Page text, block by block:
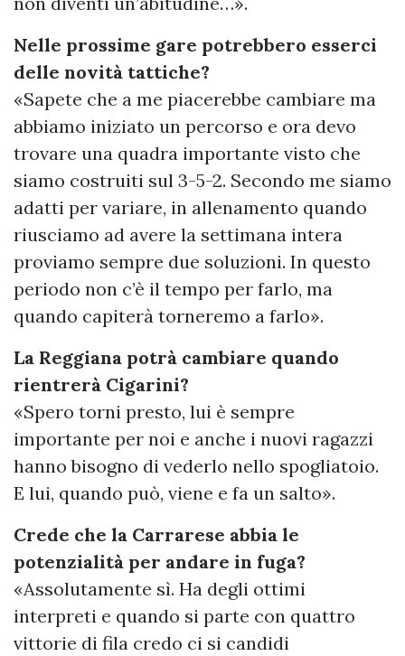
Nelle prossime gare potrebbero esserci
delle novità tattiche?
«Sapete che a me piacerebbe cambiare ma
abbiamo iniziato un percorso e ora devo
trovare una quadra importante visto che
siamo costruiti sul 3-5-2. Secondo me siamo
adatti per variare, in allenamento quando
riusciamo ad avere la settimana intera
proviamo sempre due soluzioni. In questo
periodo non c’è il tempo per farlo, ma
quando capiterà torneremo a farlo».
La Reggiana potrà cambiare quando
rientrerà Cigarini?
«Spero torni presto, lui è sempre
importante per noi e anche i nuovi ragazzi
hanno bisogno di vederlo nello spogliatoio.
E lui, quando può, viene e fa un salto».
Crede che la Carrarese abbia le
potenzialità per andare in fuga?
«Assolutamente sì. Ha degli ottimi
interpreti e quando si parte con quattro
vittorie di fila credo ci si candidi